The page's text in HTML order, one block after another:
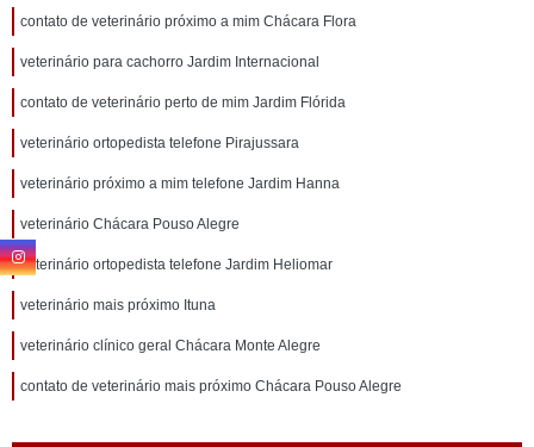
contato de veterinário próximo a mim Chácara Flora
veterinário para cachorro Jardim Internacional
contato de veterinário perto de mim Jardim Flórida
veterinário ortopedista telefone Pirajussara
veterinário próximo a mim telefone Jardim Hanna
veterinário Chácara Pouso Alegre
veterinário ortopedista telefone Jardim Heliomar
veterinário mais próximo Ituna
veterinário clínico geral Chácara Monte Alegre
contato de veterinário mais próximo Chácara Pouso Alegre